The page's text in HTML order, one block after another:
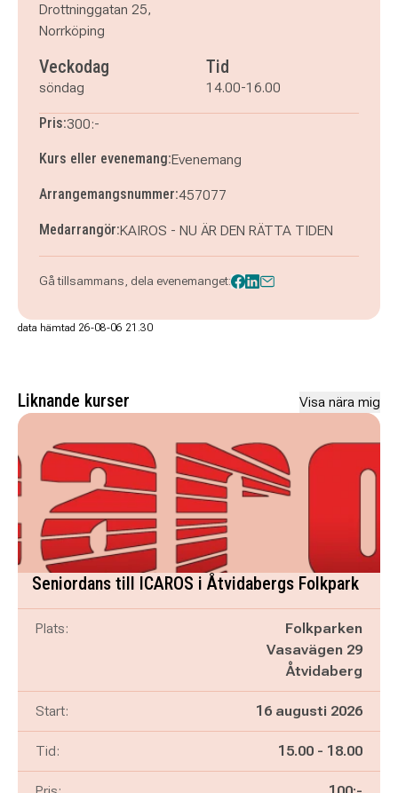
Drottninggatan 25,
Norrköping
Veckodag
söndag
Tid
14.00-16.00
Pris:300:-
Kurs eller evenemang:Evenemang
Arrangemangsnummer:457077
Medarrangör:KAIROS - NU ÄR DEN RÄTTA TIDEN
Gå tillsammans, dela evenemanget:
data hämtad 26-08-06 21.30
Liknande kurser Visa nära mig
Seniordans till ICAROS i Åtvidabergs Folkpark
Plats:
Folkparken
Vasavägen 29
Åtvidaberg
Start: 16 augusti 2026
Tid: Pågår mellan
15.00 - och
18.00